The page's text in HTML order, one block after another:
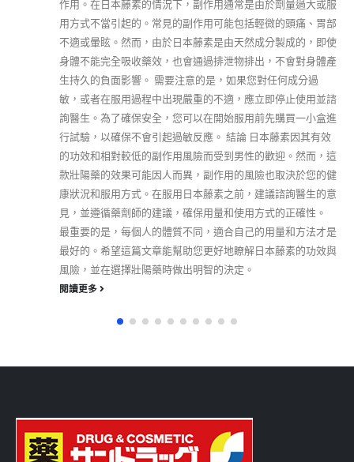
作用。在日本藤素的情況下，副作用通常是由於劑量過大或服
用方式不當引起的。常見的副作用可能包括輕微的頭痛、胃部
不適或暈眩。然而，由於日本藤素是由天然成分製成的，即使
身體不能完全吸收藥效，也會通過排泄物排出，不會對身體產
生持久的負面影響。 需要注意的是，如果您對任何成分過
敏，或者在服用過程中出現嚴重的不適，應立即停止使用並諮
詢醫生。為了確保安全，您可以在開始服用前先購買一小盒進
行試驗，以確保不會引起過敏反應。 結論 日本藤素因其有效
的功效和相對較低的副作用風險而受到男性的歡迎。然而，這
款壯陽藥的效果可能因人而異，副作用的風險也取決於您的健
康狀況和服用方式。在服用日本藤素之前，建議諮詢醫生的意
見，並遵循藥劑師的建議，確保用量和使用方式的正確性。
最重要的是，每個人的體質不同，適合自己的用量和方法才是
最好的。希望這篇文章能幫助您更好地瞭解日本藤素的功效與
風險，並在選擇壯陽藥時做出明智的決定。
閱讀更多